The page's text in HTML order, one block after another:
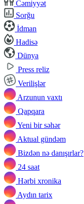
Cəmiyyət
Sorğu
İdman
Hadisə
Dünya
Press reliz
Verilişlər
Arzunun vaxtı
Qapqara
Yeni bir səhər
Aktual gündəm
Bizdən nə danışırlar?
24 saat
Hərbi xronika
Aydın tarix